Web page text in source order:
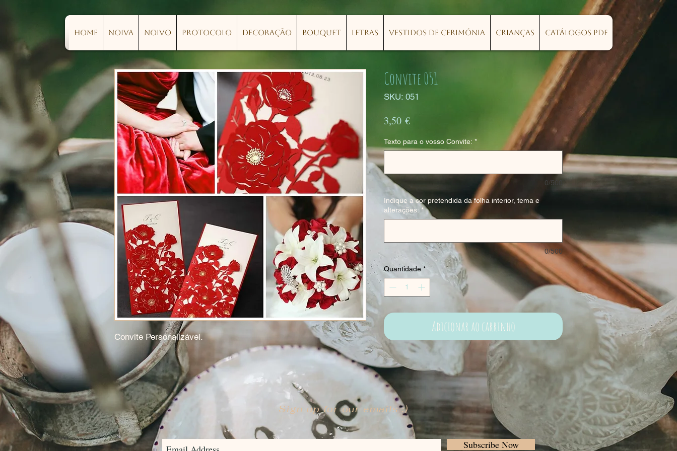
Home Noiva Noivo Protocolo Decoração Bouquet Letras Vestidos de Cerimónia Crianças Catálogos PDF
Convite Personalizável.
Convite 051
SKU: 051
3,50 €Preço
Texto para o vosso Convite: *
0/500
Indique a cor pretendida da folha interior, tema e
alterações: *
0/500
Quantidade *
Adicionar ao carrinho
Sign up for our emails :)
Subscribe Now